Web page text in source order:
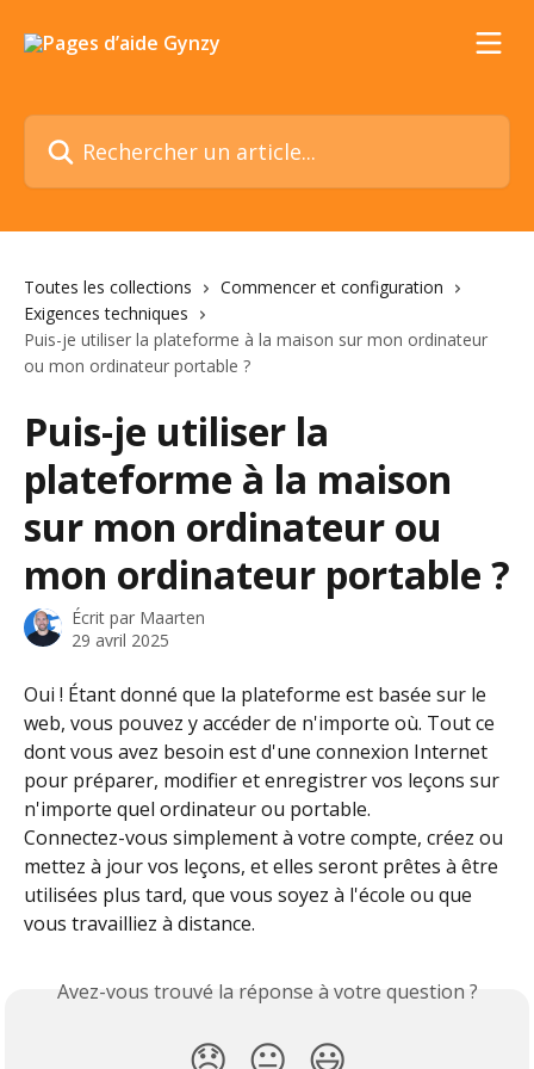
Rechercher un article...
Toutes les collections
Commencer et configuration
Exigences techniques
Puis-je utiliser la plateforme à la maison sur mon ordinateur
ou mon ordinateur portable ?
Puis-je utiliser la
plateforme à la maison
sur mon ordinateur ou
mon ordinateur portable ?
Écrit par Maarten
29 avril 2025
Oui ! Étant donné que la plateforme est basée sur le
web, vous pouvez y accéder de n'importe où. Tout ce
dont vous avez besoin est d'une connexion Internet
pour préparer, modifier et enregistrer vos leçons sur
n'importe quel ordinateur ou portable.
Connectez-vous simplement à votre compte, créez ou
mettez à jour vos leçons, et elles seront prêtes à être
utilisées plus tard, que vous soyez à l'école ou que
vous travailliez à distance.
Avez-vous trouvé la réponse à votre question ?